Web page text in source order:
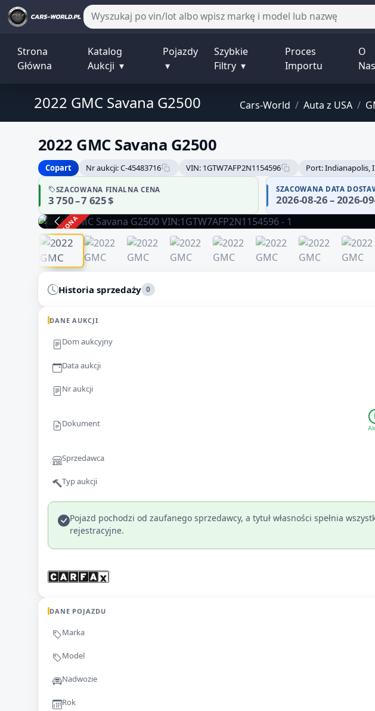
Strona
Główna
Katalog
Aukcji ▾
Pojazdy
▾
Szybkie
Filtry ▾
Proces
Importu
O
Nas
Cars-World / Auta z USA /
2022 GMC Savana G2500
2022 GMC Savana G2500
Copart
Nr aukcji: C-45483716 VIN: 1GTW7AFP2N1154596 Port: Indianapolis,
SZACOWANA FINALNA CENA
3 750 – 7 625 $
SZACOWANA DATA
2026-08-26 – 2026-
ZAKOŃCZONA
Historia sprzedaży 0
DANE AUKCJI
Dom aukcyjny
Data aukcji
Nr aukcji
Dokument
Sprzedawca
Typ aukcji
Pojazd pochodzi od zaufanego sprzedawcy, a tytuł własności spełnia
rejestracyjne.
DANE POJAZDU
Marka
Model
Nadwozie
Rok